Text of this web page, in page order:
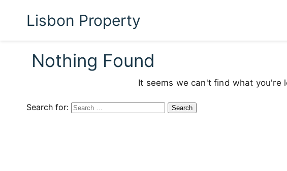
Lisbon Property
Nothing Found
It seems we can't find what you're
Search for: